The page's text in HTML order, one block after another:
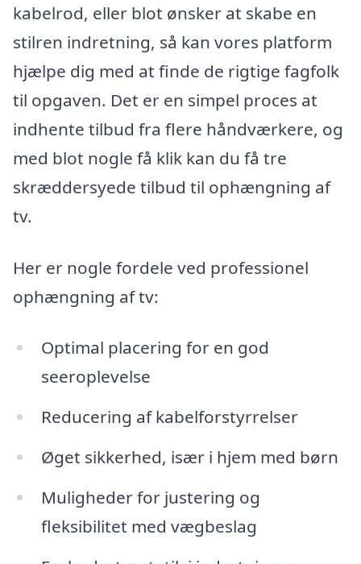
kabelrod, eller blot ønsker at skabe en
stilren indretning, så kan vores platform
hjælpe dig med at finde de rigtige fagfolk
til opgaven. Det er en simpel proces at
indhente tilbud fra flere håndværkere, og
med blot nogle få klik kan du få tre
skræddersyede tilbud til ophængning af
tv.
Her er nogle fordele ved professionel
ophængning af tv:
Optimal placering for en god
seeroplevelse
Reducering af kabelforstyrrelser
Øget sikkerhed, især i hjem med børn
Muligheder for justering og
fleksibilitet med vægbeslag